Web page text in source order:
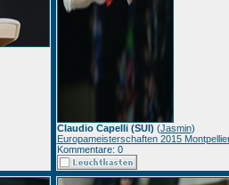
Claudio Capelli (SUI) (Jasmin)
Europameisterschaften 2015
Kommentare: 0